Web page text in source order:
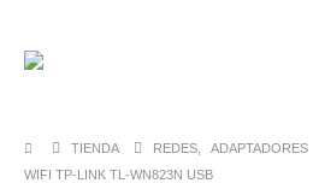
TIENDA REDES
ADAPTADORES
WIFI TP-LINK TL-WN823N USB